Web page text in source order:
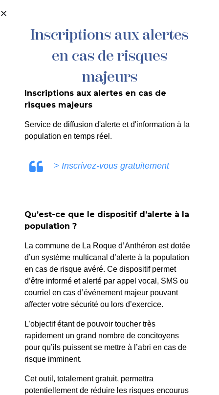
principal
64/26 – ARRÊTÉ PORTANT
AUTORISATION D’OCCUPATION DU
DOMAINE PUBLIC – TERRASSE /
ÉTALAGE COMMERCIAL / PANNEAU
D’INFORMATION
PRÉCÉDENT
86/26 – ARRETE PORTANT DELEGATION DE
SIGNATURE AU DIRECTEUR DU POLE
65/26 – ARRÊTÉ PORTANT RESTRICTION DE
CIRCUALATION ET STATIONNEMENT – COURS
Inscriptions aux alertes
en cas de risques
majeurs
Inscriptions aux alertes en cas de
risques majeurs
Service de diffusion d'alerte et d'information à la
population en temps réel.
> Inscrivez-vous gratuitement
Qu’est-ce que le dispositif d’alerte à la
population ?
La commune de La Roque d’Anthéron est dotée
d’un système multicanal d’alerte à la population
en cas de risque avéré. Ce dispositif permet
d’être informé et alerté par appel vocal, SMS ou
courriel en cas d’événement majeur pouvant
affecter votre sécurité ou lors d’exercice.
L’objectif étant de pouvoir toucher très
rapidement un grand nombre de concitoyens
pour qu’ils puissent se mettre à l’abri en cas de
risque imminent.
Cet outil, totalement gratuit, permettra
potentiellement de réduire les risques encourus